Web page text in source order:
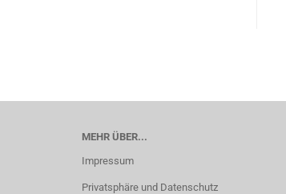
MEHR ÜBER...
Impressum
Privatsphäre und Datenschutz